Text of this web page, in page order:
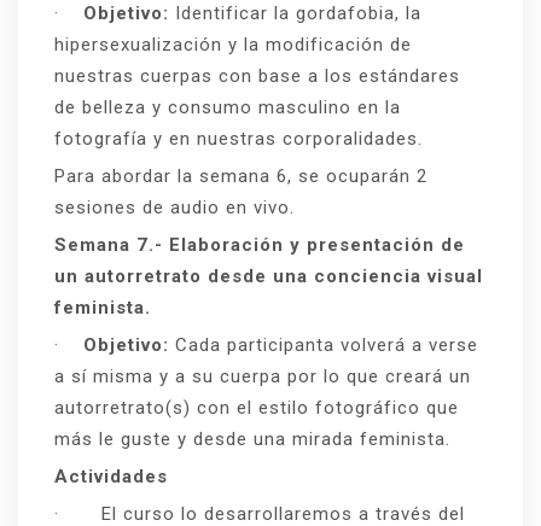
· Objetivo: Identificar la gordafobia, la
hipersexualización y la modificación de
nuestras cuerpas con base a los estándares
de belleza y consumo masculino en la
fotografía y en nuestras corporalidades.
Para abordar la semana 6, se ocuparán 2
sesiones de audio en vivo.
Semana 7.- Elaboración y presentación de
un autorretrato desde una conciencia visual
feminista.
· Objetivo: Cada participanta volverá a verse
a sí misma y a su cuerpa por lo que creará un
autorretrato(s) con el estilo fotográfico que
más le guste y desde una mirada feminista.
Actividades
· El curso lo desarrollaremos a través del